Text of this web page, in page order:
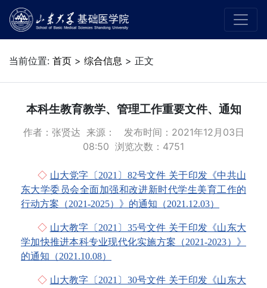
当前位置: 首页 > 综合信息 > 正文
本科生教育教学、管理工作重要文件、通知
作者：张贤达 来源： 发布时间：2021年12月03日
08:50 浏览次数： 4751
◇ 山大党字〔2021〕82号文件 关于印发《中共山
东大学委员会全面加强和改进新时代学生美育工作的
行动方案（2021-2025）》的通知（2021.12.03）
◇ 山大教字〔2021〕35号文件 关于印发《山东大
学加快推进本科专业现代化实施方案（2021-2023）》
的通知（2021.10.08）
◇ 山大教字〔2021〕30号文件 关于印发《山东大